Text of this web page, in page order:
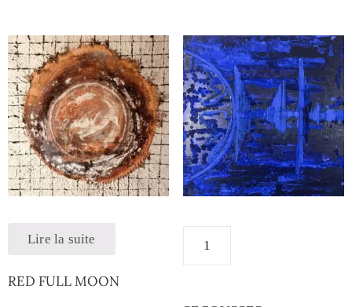
Lire la suite
RED FULL MOON